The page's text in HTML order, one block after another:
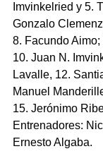
Imvinkelried y 5.
Gonzalo
8. Facundo
10. Juan N.
Lavalle, 12.
Manuel
15. Jerónimo
Entrenadores:
Ernesto Algaba.